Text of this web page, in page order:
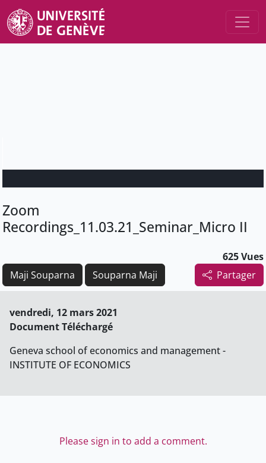
Zoom
Recordings_11.03.21_Seminar_Micro II
625 Vues
Partager
Maji Souparna Souparna Maji
vendredi, 12 mars 2021
Document Téléchargé
Geneva school of economics and management -
INSTITUTE OF ECONOMICS
Please sign in to add a comment.